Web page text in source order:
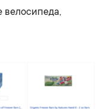
велосипеда,